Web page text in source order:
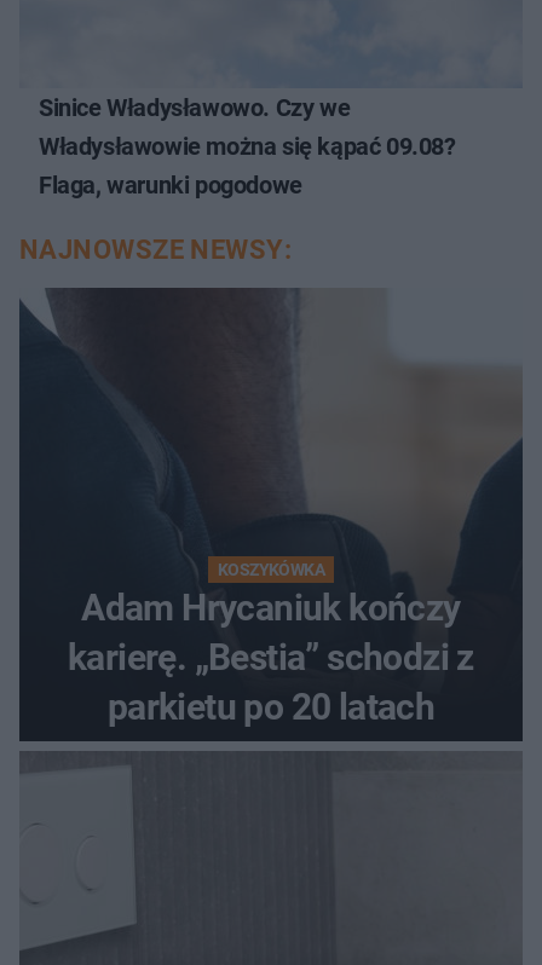
Sinice Władysławowo. Czy we
Władysławowie można się kąpać 09.08?
Flaga, warunki pogodowe
NAJNOWSZE NEWSY:
KOSZYKÓWKA
Adam Hrycaniuk kończy
karierę. „Bestia” schodzi z
parkietu po 20 latach